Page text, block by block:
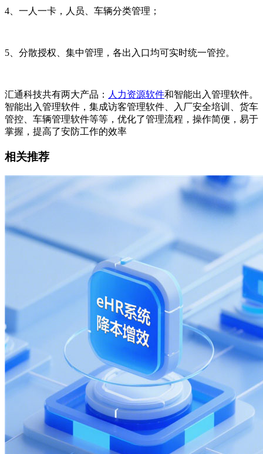
4 、一人一卡，人员、车辆分类管理；
5 分散授权、集中管理，各出入口均可实时统一管控。
汇通科技共有两大产品： 人力资源软件和智能出入管理软件。
智能出入管理软件，集成访客管理软件、入厂安全培训、货车
管控、车辆管理软件等等，优化了管理流程，操作简便，易于
掌握，提高了安防工作的效率
相关推荐